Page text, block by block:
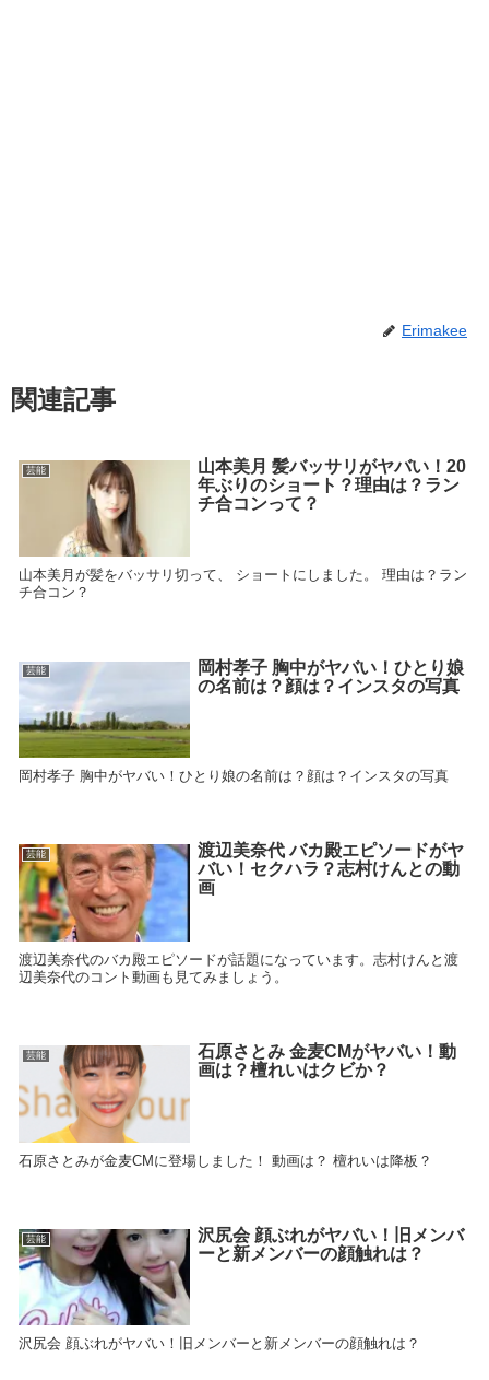
Erimakee
関連記事
芸能
山本美月 髪バッサリがヤバい！20
年ぶりのショート？理由は？ラン
チ合コンって？
山本美月が髪をバッサリ切って、 ショートにしました。 理由は？ラン
チ合コン？
芸能
岡村孝子 胸中がヤバい！ひとり娘
の名前は？顔は？インスタの写真
岡村孝子 胸中がヤバい！ひとり娘の名前は？顔は？インスタの写真
芸能
渡辺美奈代 バカ殿エピソードがヤ
バい！セクハラ？志村けんとの動
画
渡辺美奈代のバカ殿エピソードが話題になっています。志村けんと渡
辺美奈代のコント動画も見てみましょう。
芸能
石原さとみ 金麦CMがヤバい！動
画は？檀れいはクビか？
石原さとみが金麦CMに登場しました！ 動画は？ 檀れいは降板？
芸能
沢尻会 顔ぶれがヤバい！旧メンバ
ーと新メンバーの顔触れは？
沢尻会 顔ぶれがヤバい！旧メンバーと新メンバーの顔触れは？